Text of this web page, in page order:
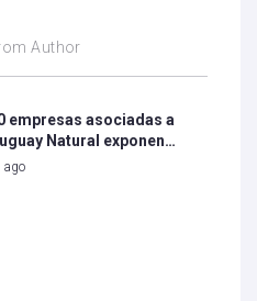
Author
empresas asociadas a
Natural exponen…
ago